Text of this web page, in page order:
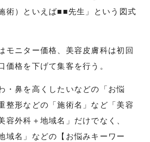
術）といえば■■先生」という図式
モニター価格、美容皮膚科は初回
価格を下げて集客を行う。
・鼻を高くしたいなどの「お悩
整形などの「施術名」など「美容
容外科＋地域名」だけでなく、
域名」などの【お悩みキーワー